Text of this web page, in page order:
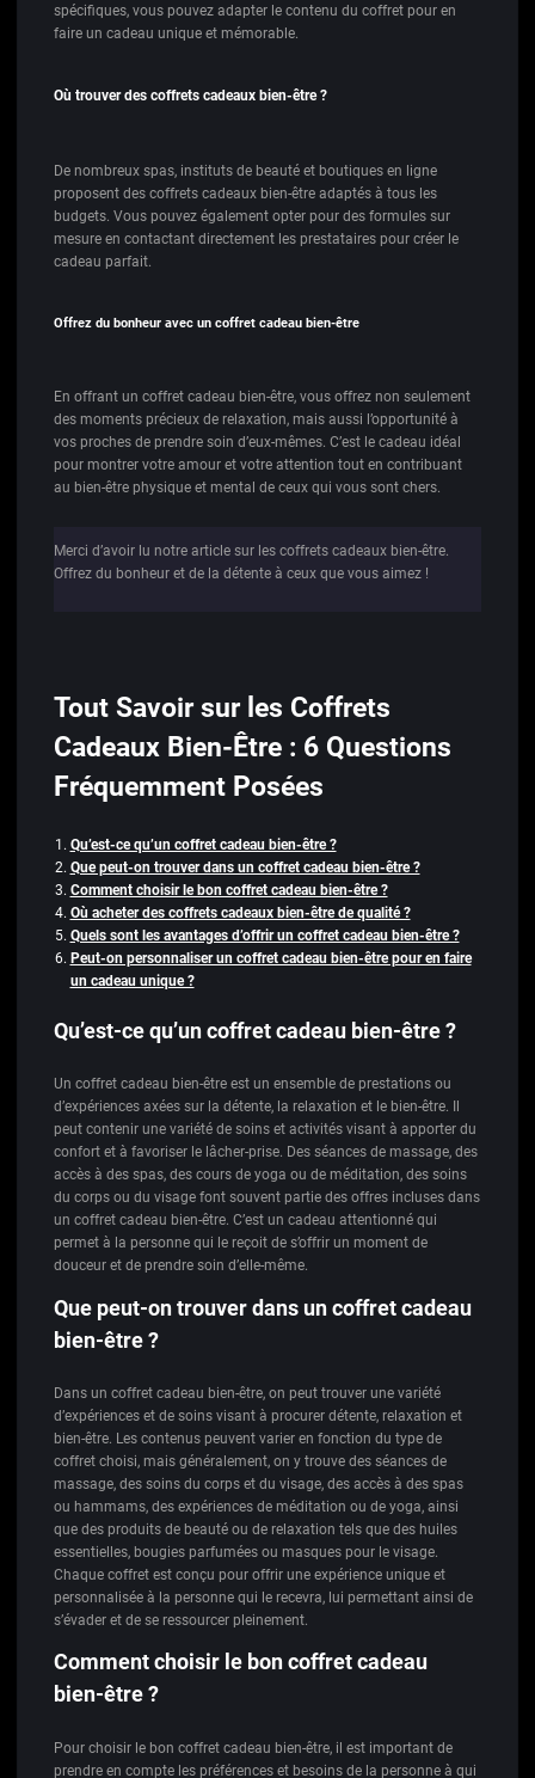
spécifiques, vous pouvez adapter le contenu du coffret pour en
faire un cadeau unique et mémorable.
Où trouver des coffrets cadeaux bien-être ?
De nombreux spas, instituts de beauté et boutiques en ligne
proposent des coffrets cadeaux bien-être adaptés à tous les
budgets. Vous pouvez également opter pour des formules sur
mesure en contactant directement les prestataires pour créer le
cadeau parfait.
Offrez du bonheur avec un coffret cadeau bien-être
En offrant un coffret cadeau bien-être, vous offrez non seulement
des moments précieux de relaxation, mais aussi l’opportunité à
vos proches de prendre soin d’eux-mêmes. C’est le cadeau idéal
pour montrer votre amour et votre attention tout en contribuant
au bien-être physique et mental de ceux qui vous sont chers.
Merci d’avoir lu notre article sur les coffrets cadeaux bien-être.
Offrez du bonheur et de la détente à ceux que vous aimez !
Tout Savoir sur les Coffrets
Cadeaux Bien-Être : 6 Questions
Fréquemment Posées
Qu’est-ce qu’un coffret cadeau bien-être ?
Que peut-on trouver dans un coffret cadeau bien-être ?
Comment choisir le bon coffret cadeau bien-être ?
Où acheter des coffrets cadeaux bien-être de qualité ?
Quels sont les avantages d’offrir un coffret cadeau bien-être ?
Peut-on personnaliser un coffret cadeau bien-être pour en faire
un cadeau unique ?
Qu’est-ce qu’un coffret cadeau bien-être ?
Un coffret cadeau bien-être est un ensemble de prestations ou
d’expériences axées sur la détente, la relaxation et le bien-être. Il
peut contenir une variété de soins et activités visant à apporter du
confort et à favoriser le lâcher-prise. Des séances de massage, des
accès à des spas, des cours de yoga ou de méditation, des soins
du corps ou du visage font souvent partie des offres incluses dans
un coffret cadeau bien-être. C’est un cadeau attentionné qui
permet à la personne qui le reçoit de s’offrir un moment de
douceur et de prendre soin d’elle-même.
Que peut-on trouver dans un coffret cadeau
bien-être ?
Dans un coffret cadeau bien-être, on peut trouver une variété
d’expériences et de soins visant à procurer détente, relaxation et
bien-être. Les contenus peuvent varier en fonction du type de
coffret choisi, mais généralement, on y trouve des séances de
massage, des soins du corps et du visage, des accès à des spas
ou hammams, des expériences de méditation ou de yoga, ainsi
que des produits de beauté ou de relaxation tels que des huiles
essentielles, bougies parfumées ou masques pour le visage.
Chaque coffret est conçu pour offrir une expérience unique et
personnalisée à la personne qui le recevra, lui permettant ainsi de
s’évader et de se ressourcer pleinement.
Comment choisir le bon coffret cadeau
bien-être ?
Pour choisir le bon coffret cadeau bien-être, il est important de
prendre en compte les préférences et besoins de la personne à qui